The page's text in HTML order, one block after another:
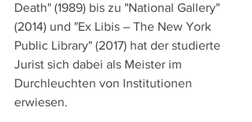
Death" (1989) bis zu "National Gallery"
(2014) und "Ex Libis – The New York
Public Library" (2017) hat der studierte
Jurist sich dabei als Meister im
Durchleuchten von Institutionen
erwiesen.